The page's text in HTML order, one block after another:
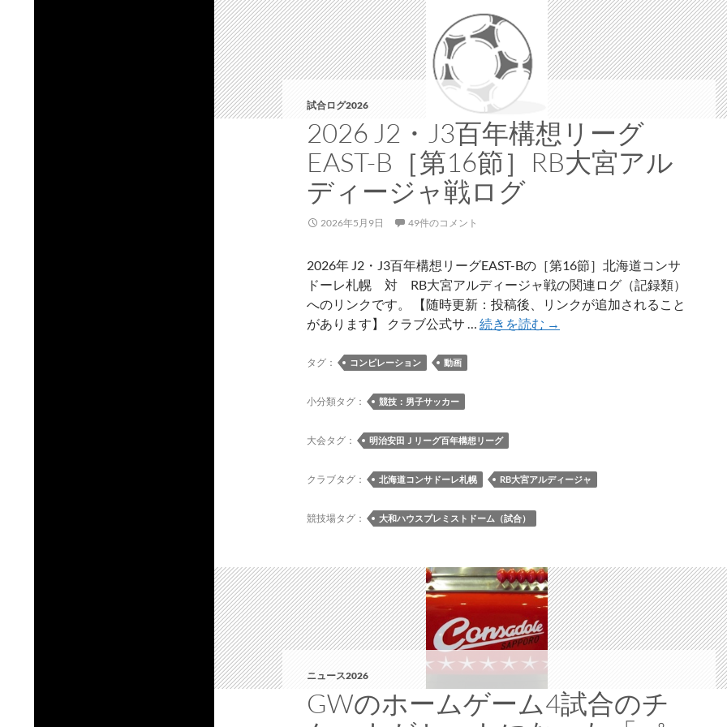
木
C
戦、
ア
ウ
8/15
第
潟
戦、
9/13
第
試合ログ2026
2026 J2・J3百年構想リーグ
EAST-B［第16節］RB大宮アル
ディージャ戦ログ
2026年5月9日 49件のコメント
2026年 J2・J3百年構想リーグEAST-Bの［第16節］北海道コンサ
ドーレ札幌 対 RB大宮アルディージャ戦の関連ログ（記録類）
へのリンクです。 【随時更新：投稿後、リンクが追加されること
があります】 クラブ公式サ … 続きを読む 2026
ー
節］
RB
大
宮
ア
デ
ィ
→
タグ： コンピレーション 動画
小分類タグ： 競技：男子サッカー
大会タグ： 明治安田Ｊリーグ百年構想リーグ
クラブタグ： 北海道コンサドーレ札幌 RB大宮アルディージャ
競技場タグ： 大和ハウスプレミストドーム（試合）
ニュース2026
GWのホームゲーム4試合のチ